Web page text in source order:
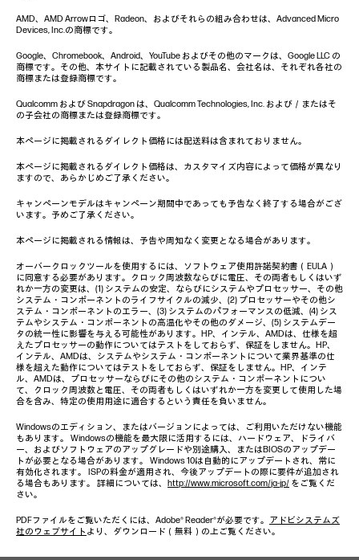
AMD、AMD Arrowロゴ、Radeon、およびそれらの組み合わせは、Advanced Micro
Devices, Inc.の商標です。
Google、Chromebook、Android、YouTube およびその他のマークは、Google LLC の
商標です。その他、本サイトに記載されている製品名、会社名は、それぞれ各社の
商標または登録商標です。
Qualcomm および Snapdragon は、Qualcomm Technologies, Inc. および／またはそ
の子会社の商標または登録商標です。
本ページに掲載されるダイレクト価格には配送料は含まれておりません。
本ページに掲載されるダイレクト価格は、カスタマイズ内容によって価格が異なり
ますので、あらかじめご了承ください。
キャンペーンモデルはキャンペーン期間中であっても予告なく終了する場合がござ
います。予めご了承ください。
本ページに掲載される情報は、予告や周知なく変更となる場合があります。
オーバークロックツールを使用するには、ソフトウェア使用許諾契約書（EULA）
に同意する必要があります。クロック周波数ならびに電圧、その両者もしくはいず
れか一方の変更は、(1) システムの安定、ならびにシステムやプロセッサー、その他
システム・コンポーネントのライフサイクルの減少、(2) プロセッサーやその他シ
ステム・コンポーネントのエラー、(3) システムのパフォーマンスの低減、(4) シス
テムやシステム・コンポーネントの高温化やその他のダメージ、(5) システムデー
タの統一性に影響を与える可能性があります。HP、インテル、AMDは、仕様を超
えたプロセッサーの動作についてはテストをしておらず、保証をしません。HP、
インテル、AMDは、システムやシステム・コンポーネントについて業界基準の仕
様を超えた動作についてはテストをしておらず、保証をしません。HP、インテ
ル、AMDは、プロセッサーならびにその他のシステム・コンポーネントについ
て、クロック周波数と電圧、その両者もしくはいずれか一方を変更して使用した場
合を含み、特定の使用用途に適合するという責任を負いません。
Windowsのエディション、またはバージョンによっては、ご利用いただけない機能
もあります。 Windowsの機能を最大限に活用するには、ハードウェア、ドライバ
ー、およびソフトウェアのアップグレードや別途購入、またはBIOSのアップデー
トが必要となる場合があります。 Windows 10は自動的にアップデートされ、常に
有効化されます。 ISPの料金が適用され、今後アップデートの際に要件が追加され
る場合もあります。 詳細については、 http://www.microsoft.com/ja-jp/ をご覧くだ
さい。
PDFファイルをご覧いただくには、Adobe® Reader®が必要です。 アドビシステムズ
社のウェブサイト より、ダウンロード（無料）の上ご覧ください。